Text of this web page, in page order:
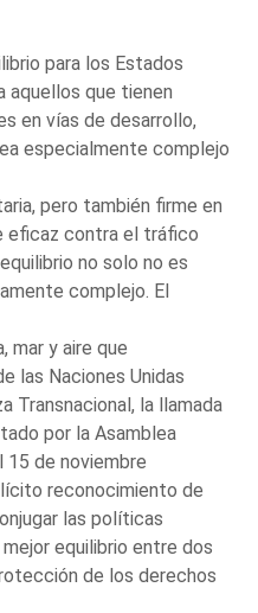
para los Estados
aquellos que tienen
en vías de desarrollo,
especialmente complejo
pero también firme en
eficaz contra el tráfico
no solo no es
complejo. El
mar y aire que
las Naciones Unidas
Transnacional, la llamada
por la Asamblea
15 de noviembre
reconocimiento de
las políticas
equilibrio entre dos
de los derechos